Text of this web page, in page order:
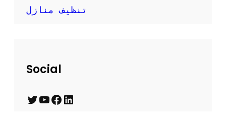
تنظيف منازل
Social
T Y F L